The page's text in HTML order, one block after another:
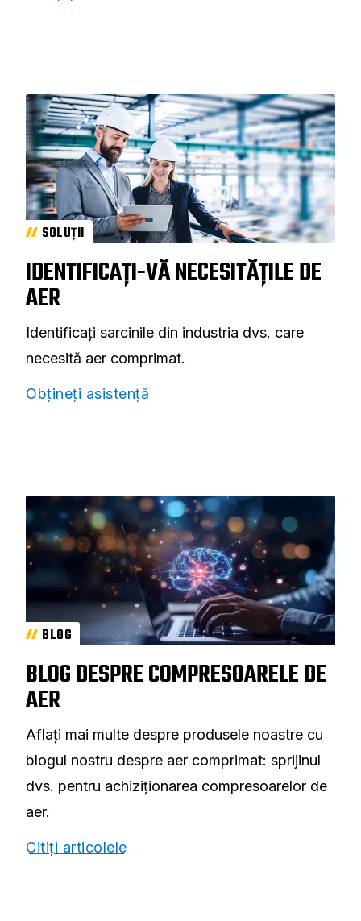
SOLUȚII
IDENTIFICAȚI-VĂ NECESITĂȚILE DE
AER
Identificați sarcinile din industria dvs. care
necesită aer comprimat.
Obțineți asistență
BLOG
BLOG DESPRE COMPRESOARELE DE
AER
Aflați mai multe despre produsele noastre cu
blogul nostru despre aer comprimat: sprijinul
dvs. pentru achiziționarea compresoarelor de
aer.
Citiți articolele